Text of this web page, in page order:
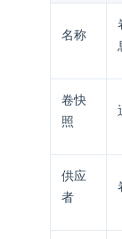
名称
卷快
照
供应
者